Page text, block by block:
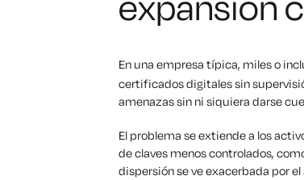
En una empresa típica, miles o
certificados digitales sin
amenazas sin ni siquiera darse
El problema se extiende a los
de claves menos controlados,
dispersión se ve exacerbada por